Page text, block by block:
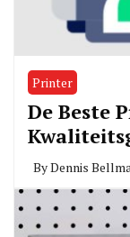
Printer
De Beste
ByDennis